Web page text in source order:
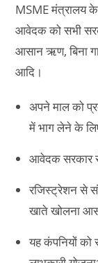
MSME मंत्रालय
आवेदक को सभी
आसान ऋण, बिना
आदि।
अपने माल को
में भाग लेने के
आवेदक सरकार से
रजिस्ट्रेशन से
खाते खोलना
यह कंपनियों